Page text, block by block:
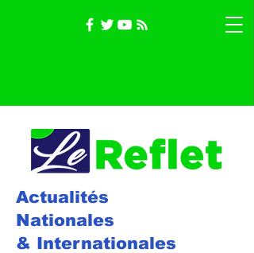
Actualités
Nationales
& Internationales